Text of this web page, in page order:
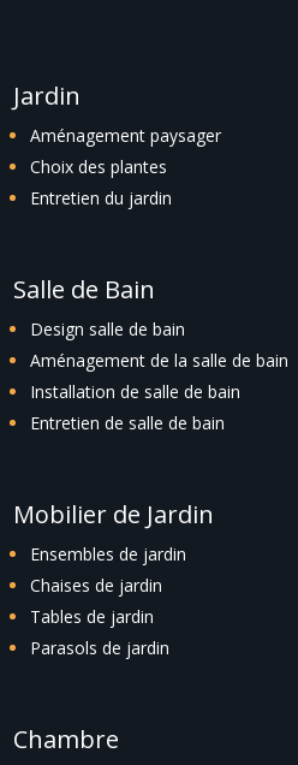
Jardin
Aménagement paysager
Choix des plantes
Entretien du jardin
Salle de Bain
Design salle de bain
Aménagement de la salle de bain
Installation de salle de bain
Entretien de salle de bain
Mobilier de Jardin
Ensembles de jardin
Chaises de jardin
Tables de jardin
Parasols de jardin
Chambre